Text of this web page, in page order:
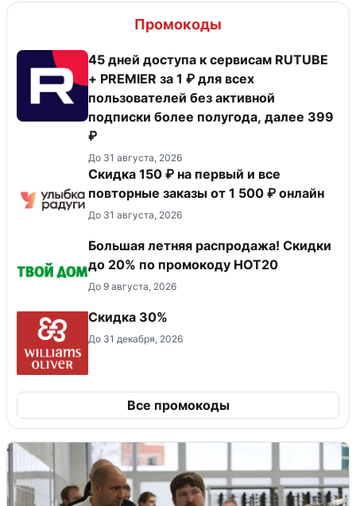
Промокоды
45 дней доступа к сервисам RUTUBE
+ PREMIER за 1 ₽ для всех
пользователей без активной
подписки более полугода, далее 399
₽
До 31 августа, 2026
Скидка 150 ₽ на первый и все
повторные заказы от 1 500 ₽ онлайн
До 31 августа, 2026
Большая летняя распродажа! Скидки
до 20% по промокоду HOT20
До 9 августа, 2026
Скидка 30%
До 31 декабря, 2026
Все промокоды